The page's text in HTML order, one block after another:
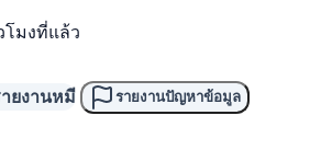
โมงที่แล้ว
ยงานหมี รายงานปัญหาข้อมูล